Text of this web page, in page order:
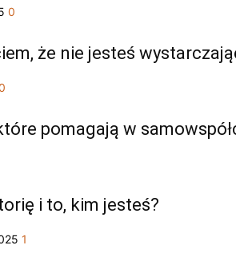
0
że nie jesteś
pomagają w
i to, kim jesteś?
1